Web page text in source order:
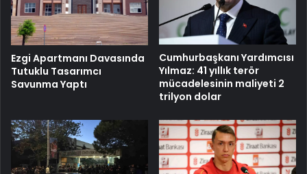
Ezgi Apartmanı Davasında
Tutuklu Tasarımcı
Savunma Yaptı
Cumhurbaşkanı Yardımcısı
Yılmaz: 41 yıllık terör
mücadelesinin maliyeti 2
trilyon dolar